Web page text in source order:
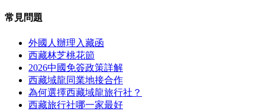
常見問題
外國人辦理入藏函
西藏林芝桃花節
2026中國免簽政策詳解
西藏域龍同業地接合作
為何選擇西藏域龍旅行社？
西藏旅行社哪一家最好